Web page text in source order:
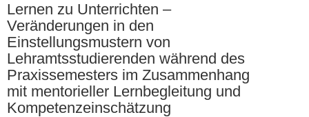
Lernen zu Unterrichten –
Veränderungen in den
Einstellungsmustern von
Lehramtsstudierenden während des
Praxissemesters im Zusammenhang
mit mentorieller Lernbegleitung und
Kompetenzeinschätzung